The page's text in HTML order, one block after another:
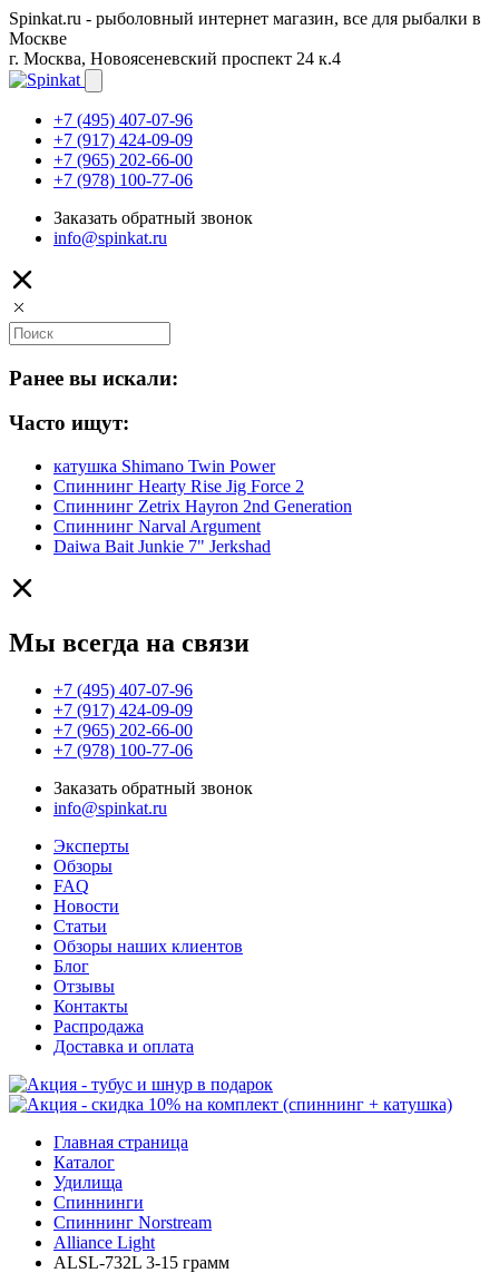
Spinkat.ru - рыболовный интернет магазин, все для рыбалки в
Москве
г. Москва, Новоясеневский проспект 24 к.4
+7 (495) 407-07-96
+7 (917) 424-09-09
+7 (965) 202-66-00
+7 (978) 100-77-06
Заказать обратный звонок
info@spinkat.ru
Ранее вы искали:
Часто ищут:
катушка Shimano Twin Power
Спиннинг Hearty Rise Jig Force 2
Спиннинг Zetrix Hayron 2nd Generation
Спиннинг Narval Argument
Daiwa Bait Junkie 7" Jerkshad
Мы всегда на связи
+7 (495) 407-07-96
+7 (917) 424-09-09
+7 (965) 202-66-00
+7 (978) 100-77-06
Заказать обратный звонок
info@spinkat.ru
Эксперты
Обзоры
FAQ
Новости
Статьи
Обзоры наших клиентов
Блог
Отзывы
Контакты
Распродажа
Доставка и оплата
Главная страница
Каталог
Удилища
Спиннинги
Спиннинг Norstream
Alliance Light
ALSL-732L 3-15 грамм